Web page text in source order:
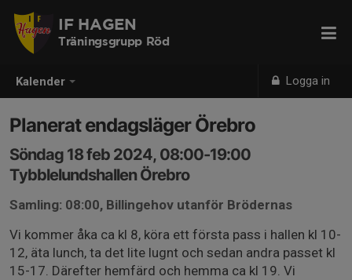
Kalender Logga in
IF HAGEN
Träningsgrupp Röd
Planerat endagsläger Örebro
Söndag 18 feb 2024, 08:00-19:00
Tybblelundshallen Örebro
Samling: 08:00, Billingehov utanför Brödernas
Vi kommer åka ca kl 8, köra ett första pass i hallen kl 10-
12, äta lunch, ta det lite lugnt och sedan andra passet kl
15-17. Därefter hemfärd och hemma ca kl 19. Vi